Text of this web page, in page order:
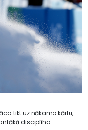
tikt uz nākamo kārtu,
disciplīna.